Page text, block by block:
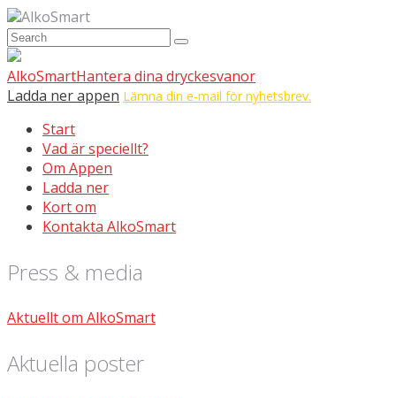
AlkoSmart
AlkoSmartHantera dina dryckesvanor
Ladda ner appen Lämna din e-mail för nyhetsbrev.
Start
Vad är speciellt?
Om Appen
Ladda ner
Kort om
Kontakta AlkoSmart
Press & media
Aktuellt om AlkoSmart
Aktuella poster